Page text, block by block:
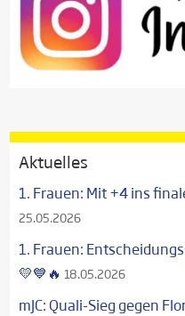
Aktuelles
1. Frauen: Mit +4 ins
25.05.2026
1. Frauen:
💛💙🔥 18.05.2026
mJC: Quali-Sieg gegen